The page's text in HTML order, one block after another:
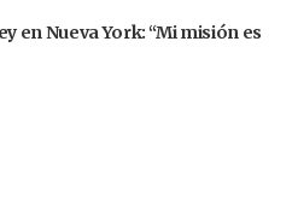
en Nueva York: “Mi misión es